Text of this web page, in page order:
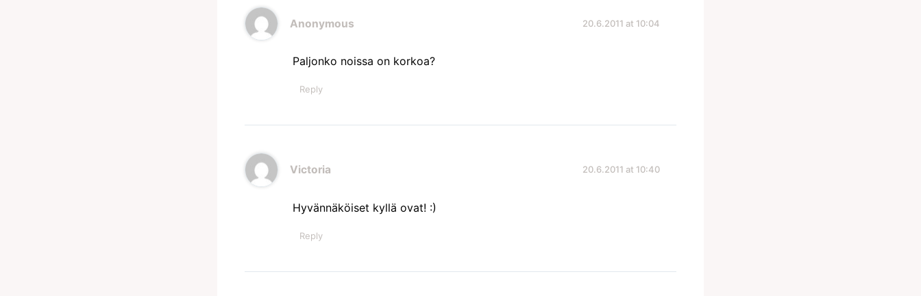
Anonymous 20.6.2011 at 10:04
Paljonko noissa on korkoa?
Reply
Victoria 20.6.2011 at 10:40
Hyvännäköiset kyllä ovat! :)
Reply